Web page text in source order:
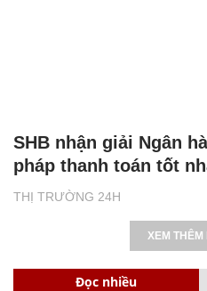
THỊ TRƯỜNG 24H
SHB nhận giải Ngân
pháp thanh toán tốt
XEM THÊM
Đọc nhiều